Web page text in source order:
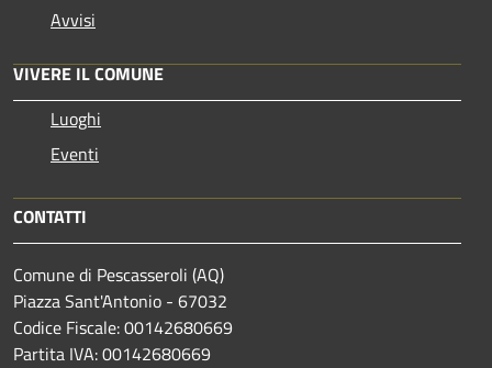
Avvisi
VIVERE IL COMUNE
Luoghi
Eventi
CONTATTI
Comune di Pescasseroli (AQ)
Piazza Sant'Antonio - 67032
Codice Fiscale: 00142680669
Partita IVA: 00142680669